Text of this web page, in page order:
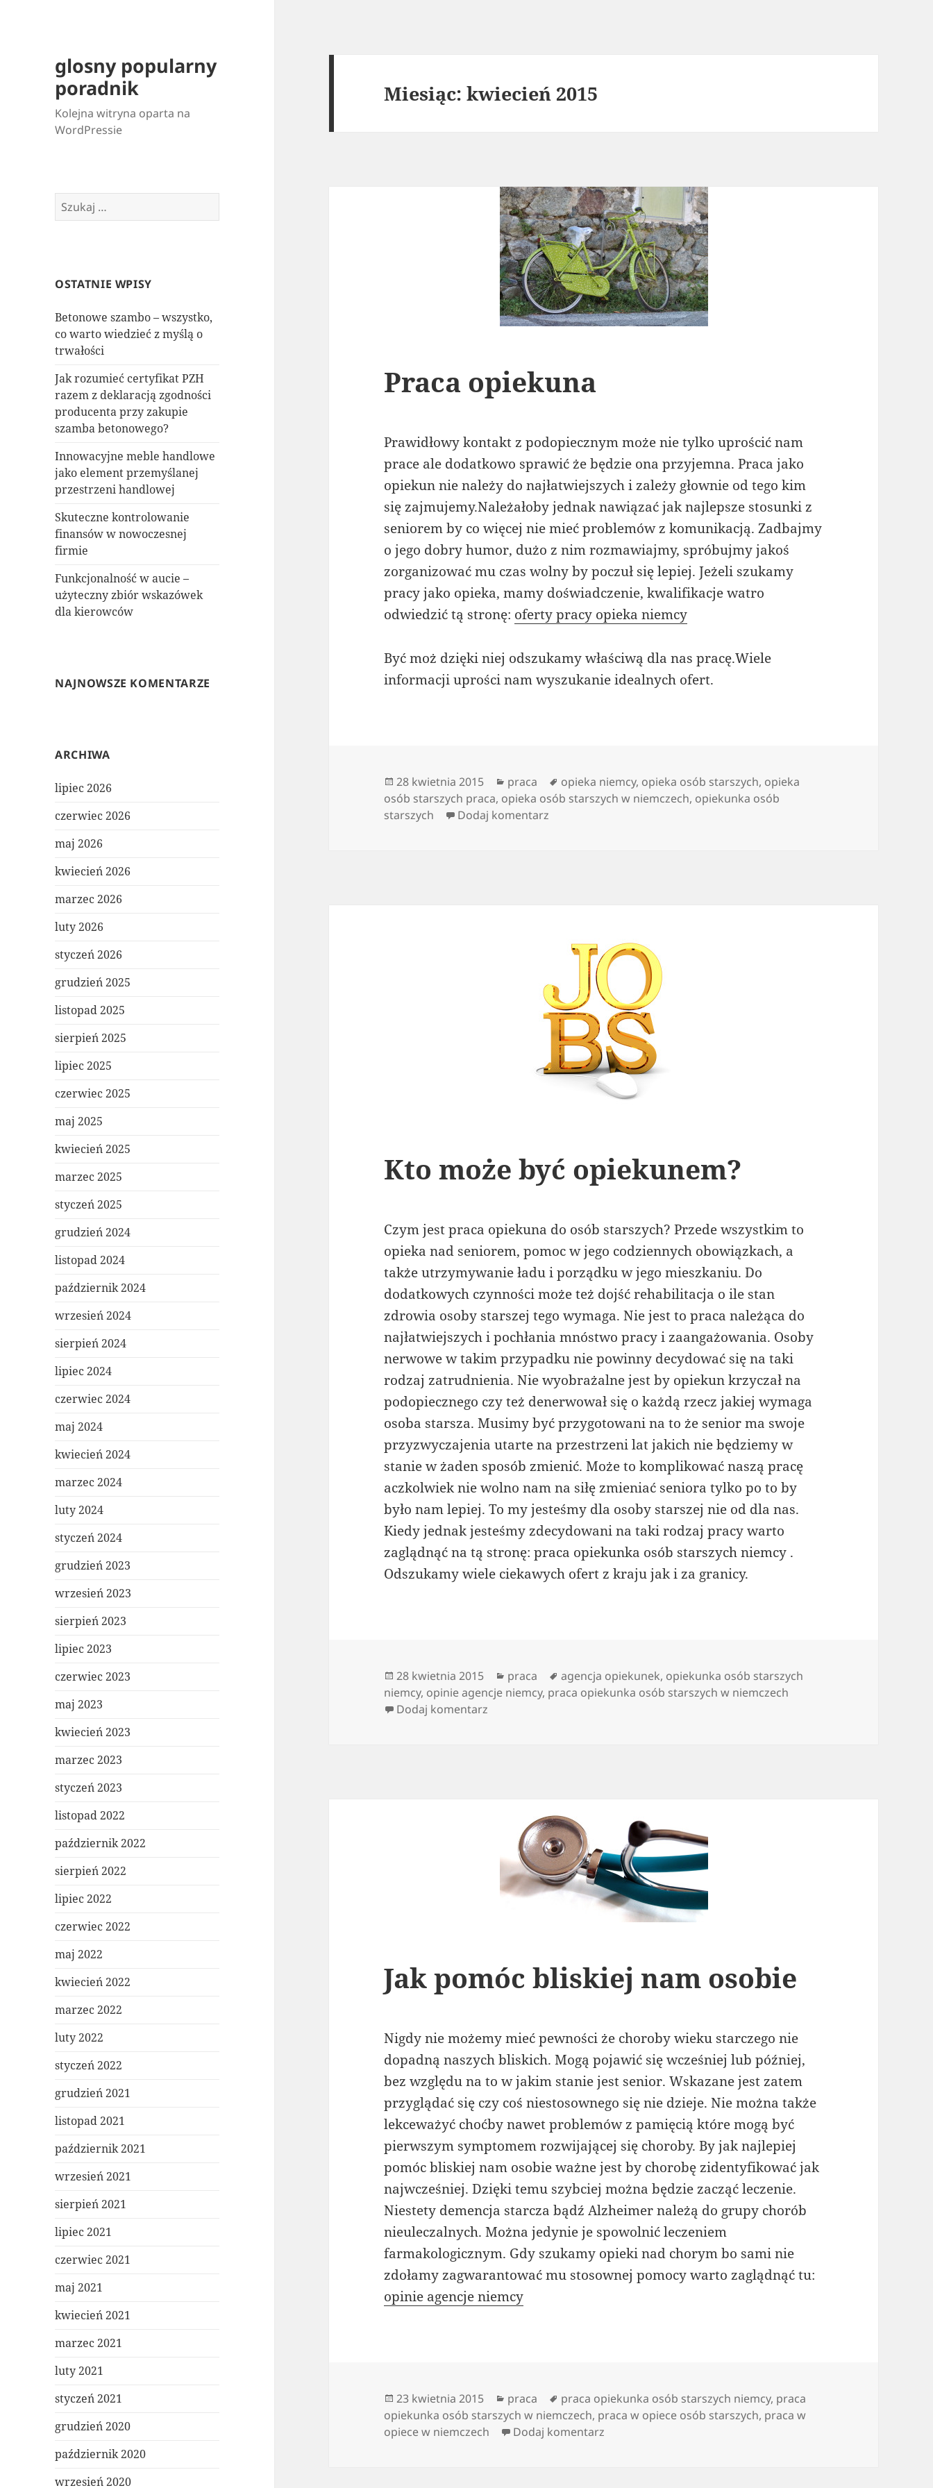
glosny popularny
poradnik
Kolejna witryna oparta na
WordPressie
Szukaj:
OSTATNIE WPISY
Betonowe szambo – wszystko,
co warto wiedzieć z myślą o
trwałości
Jak rozumieć certyfikat PZH
razem z deklaracją zgodności
producenta przy zakupie
szamba betonowego?
Innowacyjne meble handlowe
jako element przemyślanej
przestrzeni handlowej
Skuteczne kontrolowanie
finansów w nowoczesnej
firmie
Funkcjonalność w aucie –
użyteczny zbiór wskazówek
dla kierowców
NAJNOWSZE KOMENTARZE
ARCHIWA
lipiec 2026
czerwiec 2026
maj 2026
kwiecień 2026
marzec 2026
luty 2026
styczeń 2026
grudzień 2025
listopad 2025
sierpień 2025
lipiec 2025
czerwiec 2025
maj 2025
kwiecień 2025
marzec 2025
styczeń 2025
grudzień 2024
listopad 2024
październik 2024
wrzesień 2024
sierpień 2024
lipiec 2024
czerwiec 2024
maj 2024
kwiecień 2024
marzec 2024
luty 2024
styczeń 2024
grudzień 2023
wrzesień 2023
sierpień 2023
lipiec 2023
czerwiec 2023
maj 2023
kwiecień 2023
marzec 2023
styczeń 2023
listopad 2022
październik 2022
sierpień 2022
lipiec 2022
czerwiec 2022
maj 2022
kwiecień 2022
marzec 2022
luty 2022
styczeń 2022
grudzień 2021
listopad 2021
październik 2021
wrzesień 2021
sierpień 2021
lipiec 2021
czerwiec 2021
maj 2021
kwiecień 2021
marzec 2021
luty 2021
styczeń 2021
grudzień 2020
październik 2020
wrzesień 2020
Miesiąc:kwiecień 2015
Praca opiekuna
Prawidłowy kontakt z podopiecznym może nie tylko uprościć nam
prace ale dodatkowo sprawić że będzie ona przyjemna. Praca jako
opiekun nie należy do najłatwiejszych i zależy głownie od tego kim
się zajmujemy.Należałoby jednak nawiązać jak najlepsze stosunki z
seniorem by co więcej nie mieć problemów z komunikacją. Zadbajmy
o jego dobry humor, dużo z nim rozmawiajmy, spróbujmy jakoś
zorganizować mu czas wolny by poczuł się lepiej. Jeżeli szukamy
pracy jako opieka, mamy doświadczenie, kwalifikacje watro
odwiedzić tą stronę: oferty pracy opieka niemcy
Być moż dzięki niej odszukamy właściwą dla nas pracę.Wiele
informacji uprości nam wyszukanie idealnych ofert.
Data
publikacji
28 kwietnia 2015 Kategorie
praca Tagi
opieka niemcy, opieka osób starszych, opieka
osób starszych praca, opieka osób starszych w niemczech, opiekunka osób
starszych
Dodaj komentarz
Kto może być opiekunem?
Czym jest praca opiekuna do osób starszych? Przede wszystkim to
opieka nad seniorem, pomoc w jego codziennych obowiązkach, a
także utrzymywanie ładu i porządku w jego mieszkaniu. Do
dodatkowych czynności może też dojść rehabilitacja o ile stan
zdrowia osoby starszej tego wymaga. Nie jest to praca należąca do
najłatwiejszych i pochłania mnóstwo pracy i zaangażowania. Osoby
nerwowe w takim przypadku nie powinny decydować się na taki
rodzaj zatrudnienia. Nie wyobrażalne jest by opiekun krzyczał na
podopiecznego czy też denerwował się o każdą rzecz jakiej wymaga
osoba starsza. Musimy być przygotowani na to że senior ma swoje
przyzwyczajenia utarte na przestrzeni lat jakich nie będziemy w
stanie w żaden sposób zmienić. Może to komplikować naszą pracę
aczkolwiek nie wolno nam na siłę zmieniać seniora tylko po to by
było nam lepiej. To my jesteśmy dla osoby starszej nie od dla nas.
Kiedy jednak jesteśmy zdecydowani na taki rodzaj pracy warto
zaglądnąć na tą stronę: praca opiekunka osób starszych niemcy .
Odszukamy wiele ciekawych ofert z kraju jak i za granicy.
Data
publikacji
28 kwietnia 2015 Kategorie
praca Tagi
agencja opiekunek, opiekunka osób starszych
niemcy, opinie agencje niemcy, praca opiekunka osób starszych w niemczech
Dodaj komentarz
Jak pomóc bliskiej nam osobie
Nigdy nie możemy mieć pewności że choroby wieku starczego nie
dopadną naszych bliskich. Mogą pojawić się wcześniej lub później,
bez względu na to w jakim stanie jest senior. Wskazane jest zatem
przyglądać się czy coś niestosownego się nie dzieje. Nie można także
lekceważyć choćby nawet problemów z pamięcią które mogą być
pierwszym symptomem rozwijającej się choroby. By jak najlepiej
pomóc bliskiej nam osobie ważne jest by chorobę zidentyfikować jak
najwcześniej. Dzięki temu szybciej można będzie zacząć leczenie.
Niestety demencja starcza bądź Alzheimer należą do grupy chorób
nieuleczalnych. Można jedynie je spowolnić leczeniem
farmakologicznym. Gdy szukamy opieki nad chorym bo sami nie
zdołamy zagwarantować mu stosownej pomocy warto zaglądnąć tu:
opinie agencje niemcy
Data
publikacji
23 kwietnia 2015 Kategorie
praca Tagi
praca opiekunka osób starszych niemcy, praca
opiekunka osób starszych w niemczech, praca w opiece osób starszych, praca w
opiece w niemczech
Dodaj komentarz